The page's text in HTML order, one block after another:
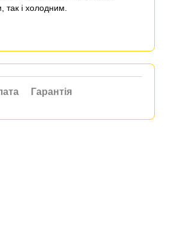
так і холодним.
Гарантія